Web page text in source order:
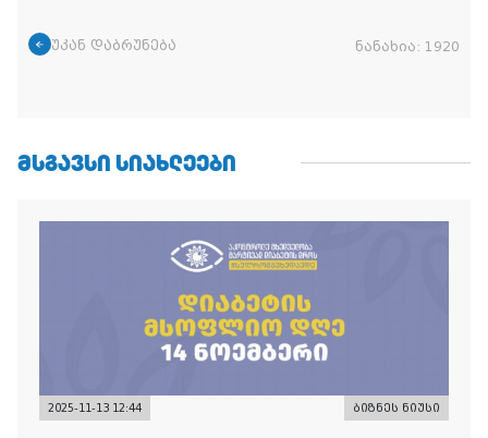
უკან დაბრუნება ნანახია: 1920
ᲛᲡᲒᲐᲕᲡᲘ ᲡᲘᲐᲮᲚᲔᲔᲑᲘ
2025-11-13 12:44 ბიზნეს ნიუსი